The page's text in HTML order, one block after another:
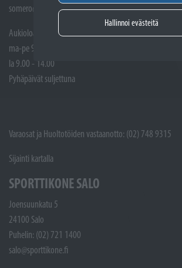
Hallinnoi evästeitä
somero@sporttikone.fi
Aukioloajat
ma-pe 9.00 - 17.00
la 9.00 - 14.00
Pyhäpäivät suljettuna
Varaosat ja Huoltotöiden vastaanotto: (02) 748 9315
Sijainti kartalla
SPORTTIKONE SALO
Joensuunkatu 5
24100 Salo
Puhelin: (02) 721 1400
salo@sporttikone.fi